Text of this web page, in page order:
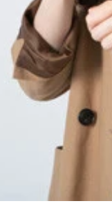
ングUV乳液（